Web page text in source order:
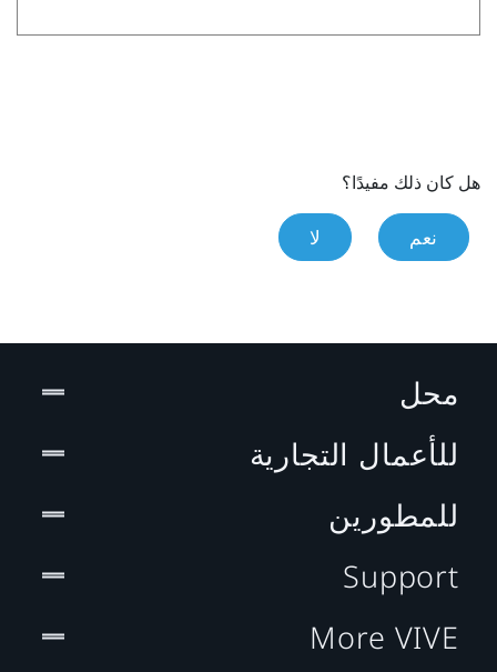
هل كان ذلك مفيدًا؟
نعم لا
محل
للأعمال التجارية
للمطورين
Support
More VIVE